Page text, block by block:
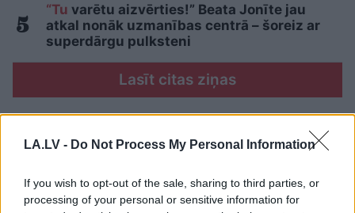
LA.LV - Do Not Process My Personal Information
If you wish to opt-out of the sale, sharing to third parties, or
processing of your personal or sensitive information for
“Tu varētu aizvērties!” Beata Jonīte jau
atkal nonāk uzmanības centrā – šoreiz ar
superdārgu pulksteni
Lasīt citas ziņas
Sadarbības projekts